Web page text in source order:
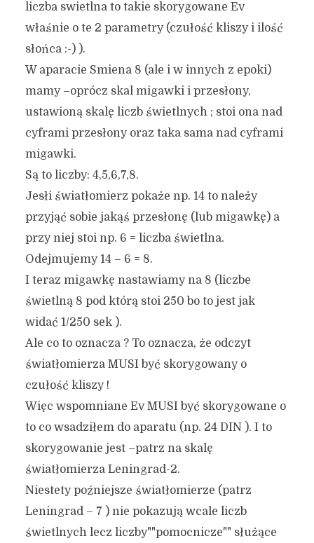
liczba swietlna to takie skorygowane Ev
właśnie o te 2 parametry (czułość kliszy i ilość
słońca :-) ).
W aparacie Smiena 8 (ale i w innych z epoki)
mamy –oprócz skal migawki i przesłony,
ustawioną skalę liczb świetlnych ; stoi ona nad
cyframi przesłony oraz taka sama nad cyframi
migawki.
Są to liczby: 4,5,6,7,8.
Jesłi światłomierz pokaże np. 14 to należy
przyjąć sobie jakąś przesłonę (lub migawkę) a
przy niej stoi np. 6 = liczba świetlna.
Odejmujemy 14 – 6 = 8.
I teraz migawkę nastawiamy na 8 (liczbe
świetlną 8 pod którą stoi 250 bo to jest jak
widać 1/250 sek ).
Ale co to oznacza ? To oznacza, że odczyt
światłomierza MUSI być skorygowany o
czułość kliszy !
Więc wspomniane Ev MUSI być skorygowane o
to co wsadziłem do aparatu (np. 24 DIN ). I to
skorygowanie jest –patrz na skalę
światłomierza Leningrad-2.
Niestety poźniejsze światłomierze (patrz
Leningrad – 7 ) nie pokazują wcale liczb
świetlnych lecz liczby""pomocnicze"" służące